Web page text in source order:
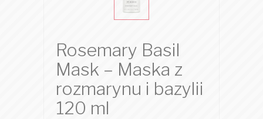
Rosemary Basil
Mask – Maska z
rozmarynu i bazylii
120 ml